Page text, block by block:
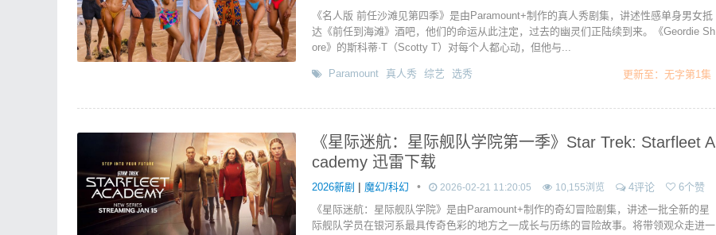
《名人版 前任沙滩见第四季》是由Paramount+制作的真人秀剧集，讲述性感单身男女抵
达《前任到海滩》酒吧，他们的命运从此注定，过去的幽灵们正陆续到来。《Geordie Sh
ore》的斯科蒂·T（Scotty T）对每个人都心动，但他与...
Paramount 真人秀 综艺 选秀 更新至：无字第1集
《星际迷航：星际舰队学院第一季》Star Trek: Starfleet A
cademy 迅雷下载
2026新剧 | 魔幻/科幻 • 2026-02-21 11:20:05 10,155浏览 4评论
6个赞
《星际迷航：星际舰队学院》是由Paramount+制作的奇幻冒险剧集，讲述一批全新的星
际舰队学员在银河系最具传奇色彩的地方之一成长与历练的冒险故事。将带领观众走进一